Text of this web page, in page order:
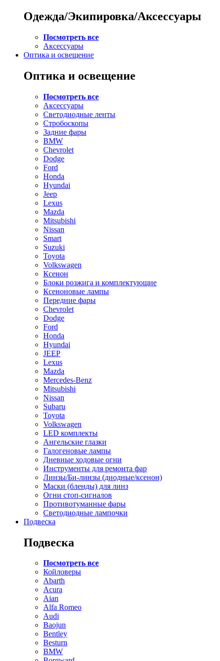
Одежда/Экипировка/Аксессуары
Посмотреть все
Аксессуары
Оптика и освещение
Оптика и освещение
Посмотреть все
Аксессуары
Светодиодные ленты
Стробоскопы
Задние фары
BMW
Chevrolet
Dodge
Ford
Honda
Hyundai
Jeep
Lexus
Mazda
Mitsubishi
Nissan
Smart
Suzuki
Toyota
Volkswagen
Ксенон
Блоки розжига и комплектующие
Ксеноновые лампы
Передние фары
Chevrolet
Dodge
Ford
Honda
Hyundai
JEEP
Lexus
Mazda
Mercedes-Benz
Mitsubishi
Nissan
Subaru
Toyota
Volkswagen
LED комплекты
Ангельские глазки
Галогеновые лампы
Дневные ходовые огни
Инструменты для ремонта фар
Линзы/Би-линзы (диодные/ксенон)
Маски (бленды) для линз
Огни стоп-сигналов
Противотуманные фары
Светодиодные лампочки
Подвеска
Подвеска
Посмотреть все
Койловеры
Abarth
Acura
Aian
Alfa Romeo
Audi
Baojun
Bentley
Besturn
BMW